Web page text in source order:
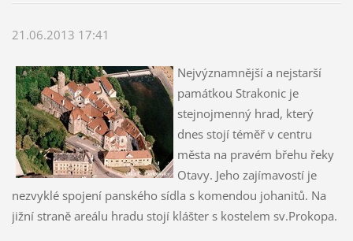
21.06.2013 17:41
Nejvýznamnější a nejstarší
památkou Strakonic je
stejnojmenný hrad, který
dnes stojí téměř v centru
města na pravém břehu řeky
Otavy. Jeho zajímavostí je
nezvyklé spojení panského sídla s komendou johanitů. Na
jižní straně areálu hradu stojí klášter s kostelem sv.Prokopa.